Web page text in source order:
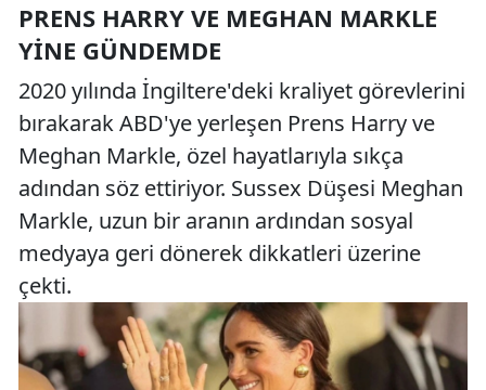
PRENS HARRY VE MEGHAN MARKLE
YINE GÜNDEMDE
2020 yılında İngiltere'deki kraliyet görevlerini
bırakarak ABD'ye yerleşen Prens Harry ve
Meghan Markle, özel hayatlarıyla sıkça
adından söz ettiriyor. Sussex Düşesi Meghan
Markle, uzun bir aranın ardından sosyal
medyaya geri dönerek dikkatleri üzerine
çekti.